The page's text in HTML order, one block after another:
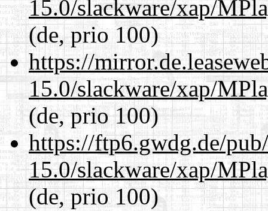
15.0/slackware/xap/
(de, prio 100)
https://
15.0/slackware/xap/
(de, prio 100)
https://ftp6.gwdg.de/
15.0/slackware/xap/
(de, prio 100)